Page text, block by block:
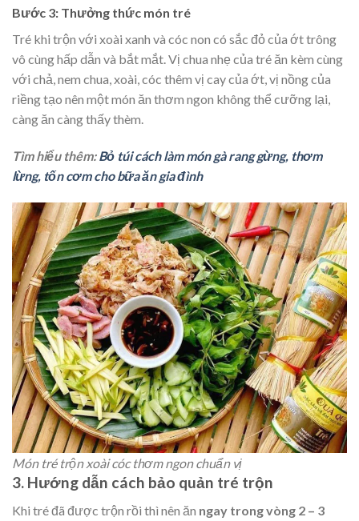
Bước 3: Thưởng thức món tré
Tré khi trộn với xoài xanh và cóc non có sắc đỏ của ớt trông
vô cùng hấp dẫn và bắt mắt. Vị chua nhẹ của tré ăn kèm cùng
với chả, nem chua, xoài, cóc thêm vị cay của ớt, vị nồng của
riềng tạo nên một món ăn thơm ngon không thể cưỡng lại,
càng ăn càng thấy thèm.
Tìm hiểu thêm:Bỏ túi cách làm món gà rang gừng, thơm
lừng, tốn cơm cho bữa ăn gia đình
Món tré trộn xoài cóc thơm ngon chuẩn vị
3. Hướng dẫn cách bảo quản tré trộn
Khi tré đã được trộn rồi thì nên ăn ngay trong vòng 2 – 3